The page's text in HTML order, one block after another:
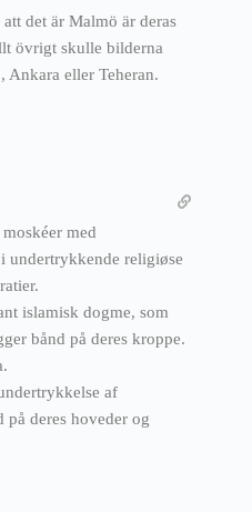
det är Malmö är deras
övrigt skulle bilderna
Ankara eller Teheran.
med
undertrykkende religiøse
islamisk dogme, som
bånd på deres kroppe.
af
deres hoveder og